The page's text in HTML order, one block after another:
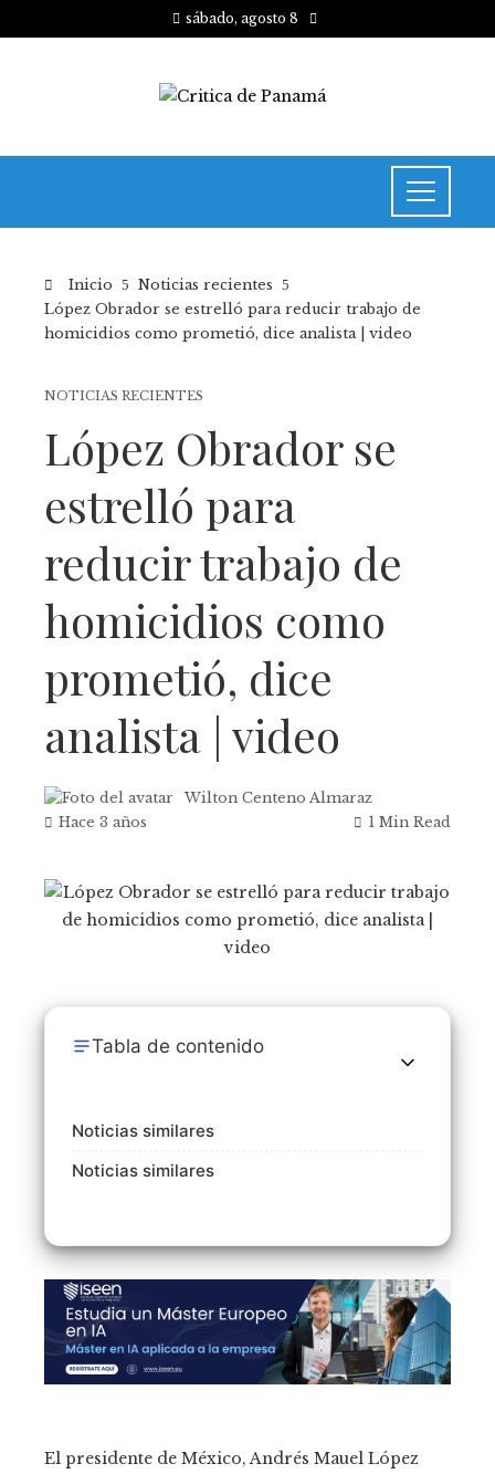
sábado, agosto 8
Inicio
Noticias recientes
López Obrador se estrelló para reducir trabajo de
homicidios como prometió, dice analista | video
NOTICIAS RECIENTES
López Obrador se
estrelló para
reducir trabajo de
homicidios como
prometió, dice
analista | video
Wilton Centeno Almaraz
Hace 3 años
1 Min Read
Tabla de contenido
Noticias similares
Noticias similares
El presidente de México, Andrés Mauel López